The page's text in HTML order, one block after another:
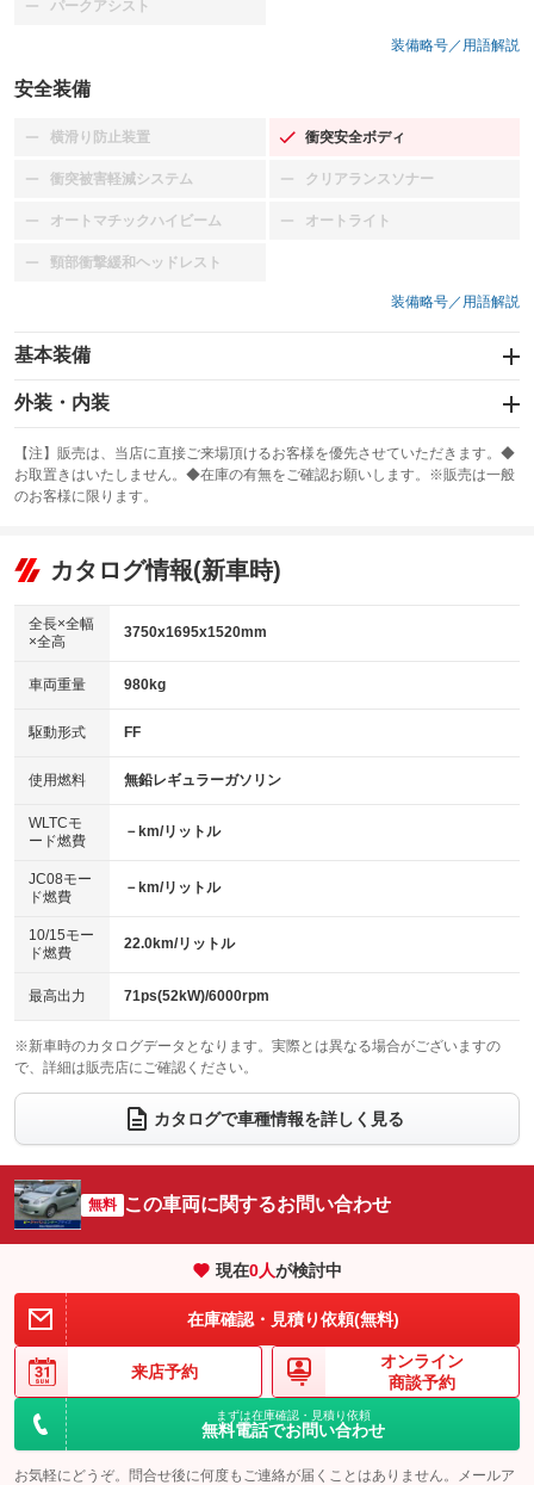
パークアシスト
：装備なし
装備略号／用語解説
安全装備
横滑り防止装置
：装備なし 衝突安全ボディ
：装備あり
衝突被害軽減システム
：装備なし クリアランスソナー
：装備なし
オートマチックハイビーム
：装備なし オートライト
：装備なし
頸部衝撃緩和ヘッドレスト
：装備なし
装備略号／用語解説
基本装備
エアバッグ：運転席/助手席/サイド
：装備あり
：装備なし
サンルーフ
：装備なし ABS
リフトアップ
：装備なし
：装備なし
パワーウィンドウ
アイドリングストップ
：装備なし
USB入力端子
：装備なし
100V電源
：装備なし
センターデフロック
：装備なし
電動格納ミラー
：装備なし
外装・内装
カーナビ
：装備なし
TV
：装備なし
ビジュアル
：装備なし
：装備あり
革シート
キーレス
HID(キセノンライト)
：装備あり
バックカメラ
：装備なし
エアロ
：装備なし
：装備なし
パワーシート
ベンチシート
：装備なし
チップアップシート
：装備なし
：装備なし ：装備なし
ウォークスルー
：装備なし
電動リアゲート フロントカメラ
：装備なし
：装備なし ：装備なし
サイドカメラ
：装備なし ルーフレール
：装備なし
：装備なし
：装備なし
【注】販売は、当店に直接ご来場頂けるお客様を優先させていただきます。◆
お取置きはいたしません。◆在庫の有無をご確認お願いします。※販売は一般
のお客様に限ります。
カタログ情報(新車時)
全長×全幅
×全高
3750x1695x1520mm
車両重量 980kg
駆動形式 FF
使用燃料 無鉛レギュラーガソリン
WLTCモ
ード燃費
－km/リットル
JC08モー
ド燃費
－km/リットル
10/15モー
ド燃費
22.0km/リットル
最高出力 71ps(52kW)/6000rpm
※新車時のカタログデータとなります。実際とは異なる場合がございますの
で、詳細は販売店にご確認ください。
カタログで車種情報を詳しく見る
無料 この車両に関するお問い合わせ
現在0人が検討中
在庫確認・見積り依頼(無料)
来店予約
オンライン
商談予約
まずは在庫確認・見積り依頼
無料電話でお問い合わせ
お気軽にどうぞ。問合せ後に何度もご連絡が届くことはありません。メールア